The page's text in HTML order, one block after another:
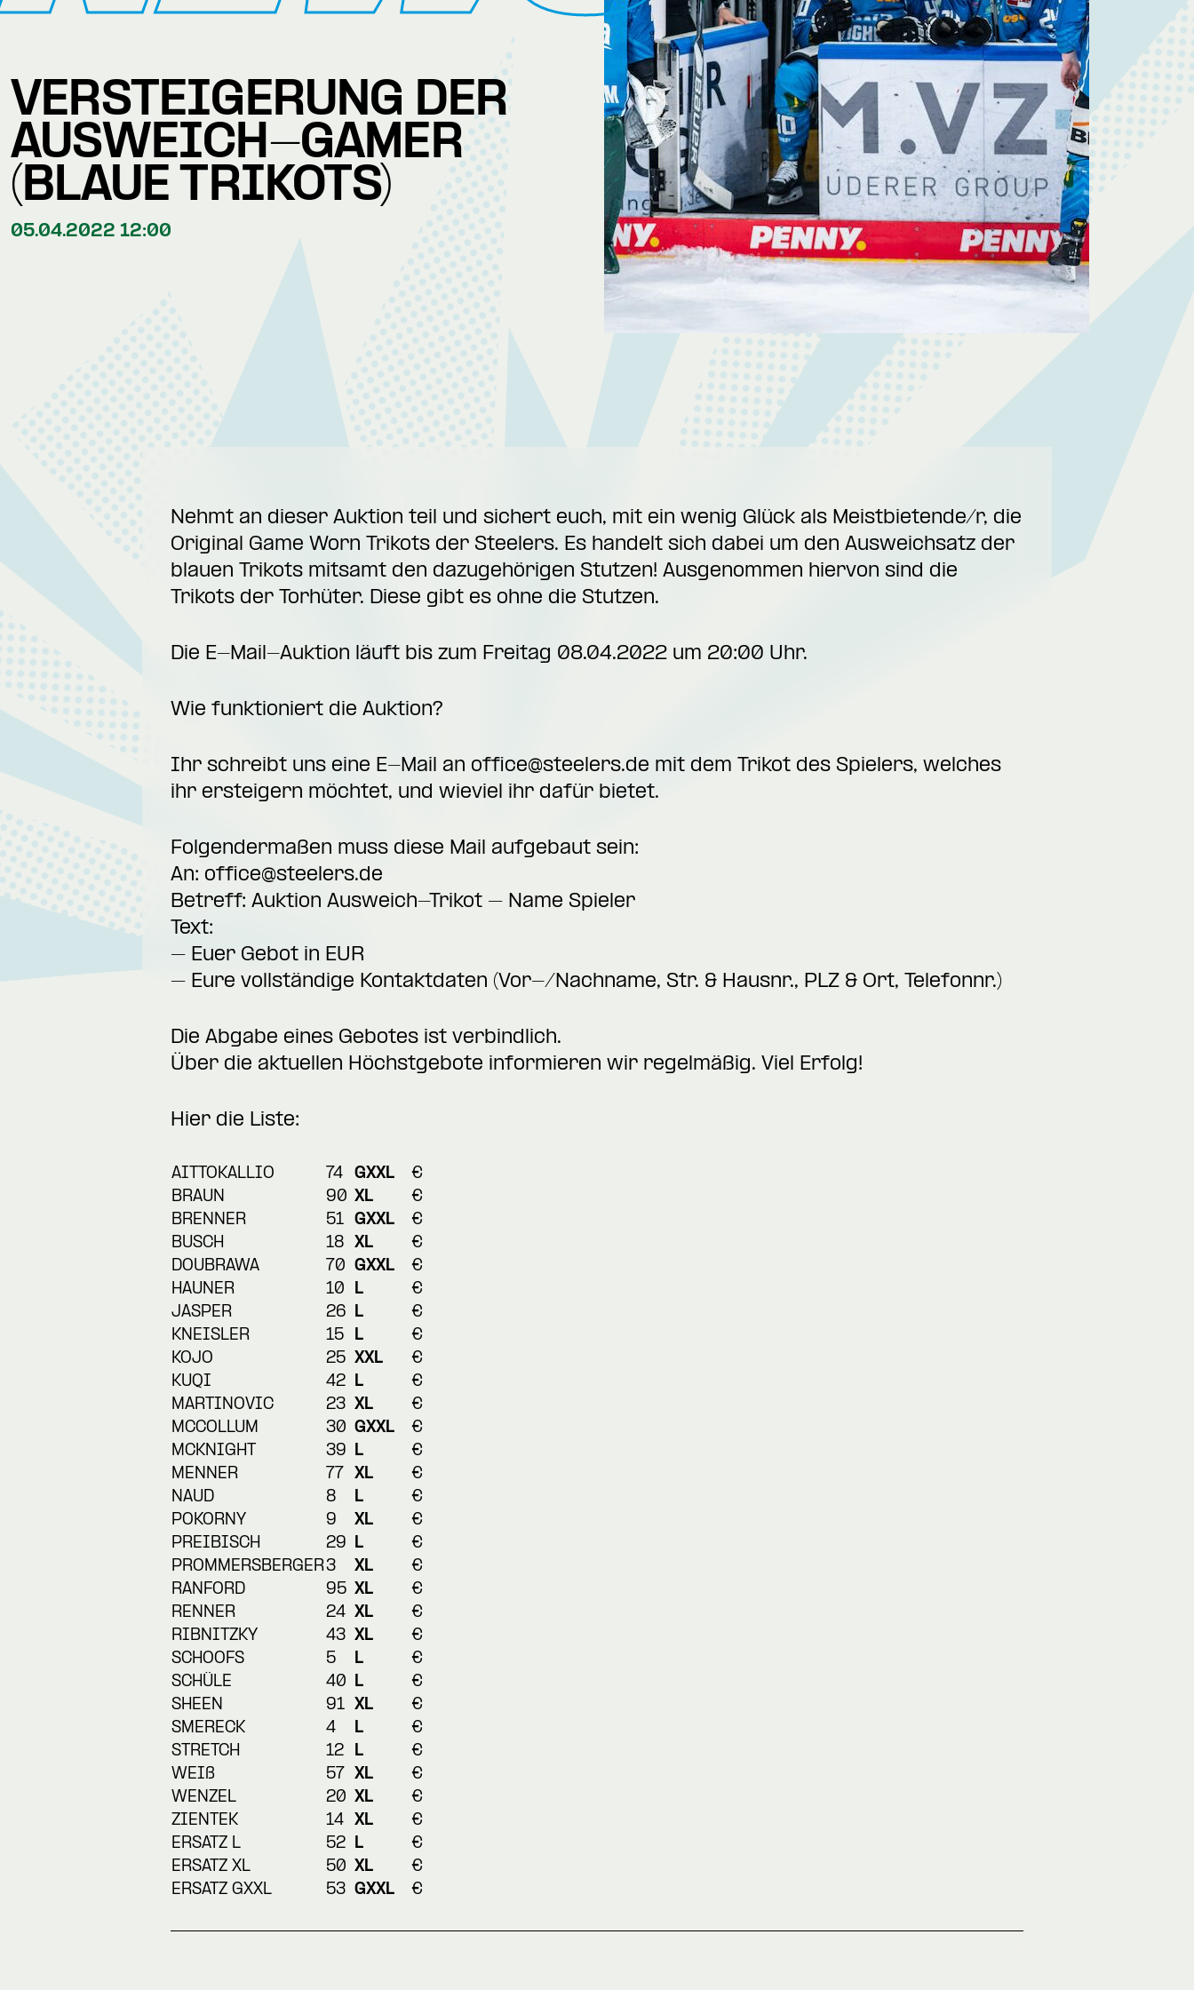
VERSTEIGERUNG DER
AUSWEICH-GAMER
(BLAUE TRIKOTS)
05.04.2022 12:00
Nehmt an dieser Auktion teil und sichert euch, mit ein wenig Glück als Meistbietende/r, die
Original Game Worn Trikots der Steelers. Es handelt sich dabei um den Ausweichsatz der
blauen Trikots mitsamt den dazugehörigen Stutzen! Ausgenommen hiervon sind die
Trikots der Torhüter. Diese gibt es ohne die Stutzen.
Die E-Mail-Auktion läuft bis zum Freitag 08.04.2022 um 20:00 Uhr.
Wie funktioniert die Auktion?
Ihr schreibt uns eine E-Mail an office@steelers.de mit dem Trikot des Spielers, welches
ihr ersteigern möchtet, und wieviel ihr dafür bietet.
Folgendermaßen muss diese Mail aufgebaut sein:
An: office@steelers.de
Betreff: Auktion Ausweich-Trikot – Name Spieler
Text:
– Euer Gebot in EUR
– Eure vollständige Kontaktdaten (Vor-/Nachname, Str. & Hausnr., PLZ & Ort, Telefonnr.)
Die Abgabe eines Gebotes ist verbindlich.
Über die aktuellen Höchstgebote informieren wir regelmäßig. Viel Erfolg!
Hier die Liste:
AITTOKALLIO 74 GXXL
€
BRAUN
90 XL
€
BRENNER
51 GXXL
€
BUSCH
18 XL
€
DOUBRAWA
70 GXXL
€
HAUNER
10 L
€
JASPER
26 L
€
KNEISLER
15 L
€
KOJO
25 XXL
€
KUQI
42 L
€
MARTINOVIC
23 XL
€
MCCOLLUM
30 GXXL
€
MCKNIGHT
39 L
€
MENNER
77 XL
€
NAUD
8 L
€
POKORNY
9 XL
€
PREIBISCH
29 L
€
PROMMERSBERGER3 XL
€
RANFORD
95 XL
€
RENNER
24 XL
€
RIBNITZKY
43 XL
€
SCHOOFS
5 L
€
SCHÜLE
40 L
€
SHEEN
91 XL
€
SMERECK
4 L
€
STRETCH
12 L
€
WEIß
57 XL
€
WENZEL
20 XL
€
ZIENTEK
14 XL
€
ERSATZ L
52 L
€
ERSATZ XL
50 XL
€
ERSATZ GXXL
53 GXXL €